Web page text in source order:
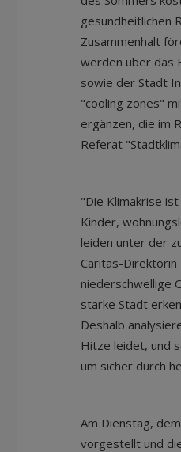
gesundheitlichen
Zusammenhalt
werden über das
sowie der Stadt
"cooling zones"
ergänzen, die im
Referat
"Die Klimakrise
Kinder,
leiden unter der
Caritas-Direktorin
niederschwellige
starke Stadt
Deshalb
Hitze leidet, und
um sicher durch
Am Dienstag,
vorgestellt und